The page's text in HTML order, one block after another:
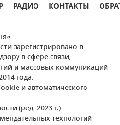
РАДИО КОНТАКТЫ
зарегистрировано в
в сфере связи,
и массовых коммуникаций
года.
и автоматического
(ред. 2023 г.)
технологий